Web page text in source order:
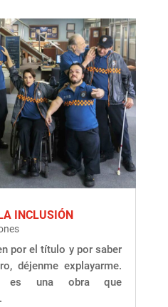
INCLUSIÓN
por el título y por saber
déjenme explayarme.
es una obra que